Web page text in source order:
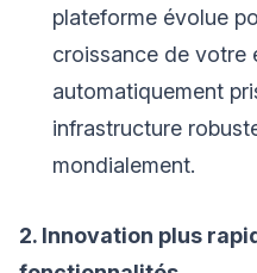
plateforme évolue
croissance de votre
automatiquement
infrastructure
mondialement.
2. Innovation plus